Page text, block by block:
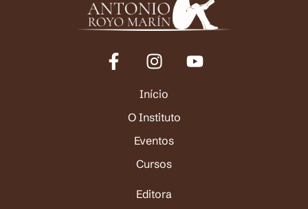
Início
O Instituto
Eventos
Cursos
Editora